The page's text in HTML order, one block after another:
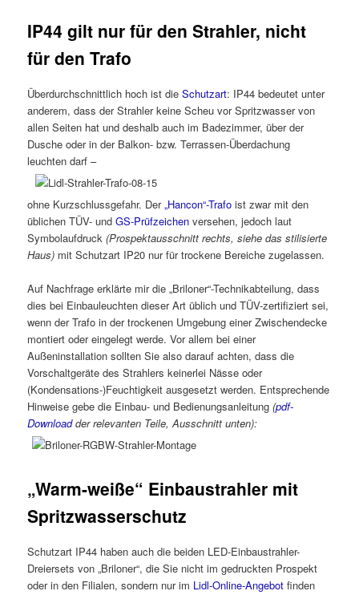
IP44 gilt nur für den Strahler, nicht
für den Trafo
Überdurchschnittlich hoch ist dieSchutzart: IP44 bedeutet unter
anderem, dass der Strahler keine Scheu vor Spritzwasser von
allen Seiten hat und deshalb auch im Badezimmer, über der
Dusche oder in der Balkon- bzw. Terrassen-Überdachung
leuchten darf –
ohne Kurzschlussgefahr. Der„Hancon“-Trafo ist zwar mit den
üblichen TÜV- undGS-Prüfzeichen versehen, jedoch laut
Symbolaufdruck(Prospektausschnitt rechts, siehe das stilisierte
Haus) mit Schutzart IP20 nur für trockene Bereiche zugelassen.
Auf Nachfrage erklärte mir die „Briloner“-Technikabteilung, dass
dies bei Einbauleuchten dieser Art üblich und TÜV-zertifiziert sei,
wenn der Trafo in der trockenen Umgebung einer Zwischendecke
montiert oder eingelegt werde. Vor allem bei einer
Außeninstallation sollten Sie also darauf achten, dass die
Vorschaltgeräte des Strahlers keinerlei Nässe oder
(Kondensations-)Feuchtigkeit ausgesetzt werden. Entsprechende
Hinweise gebe die Einbau- und Bedienungsanleitung(pdf-
Downloadder relevanten Teile, Ausschnitt unten):
„Warm-weiße“ Einbaustrahler mit
Spritzwasserschutz
Schutzart IP44 haben auch die beiden LED-Einbaustrahler-
Dreiersets von „Briloner“, die Sie nicht im gedruckten Prospekt
oder in den Filialen, sondern nur im Lidl-Online-Angebot finden